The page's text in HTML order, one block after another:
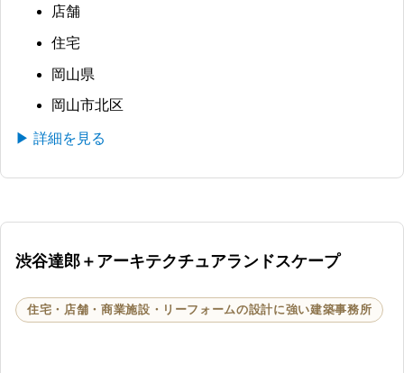
店舗
住宅
岡山県
岡山市北区
▶ 詳細を見る
渋谷達郎＋アーキテクチュアランドスケープ
住宅・店舗・商業施設・リーフォームの設計に強い建築事務所